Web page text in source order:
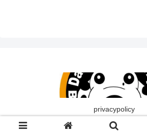
privacypolicy
© 愉快なダルメシアン.